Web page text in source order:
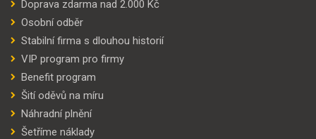
Doprava zdarma nad 2.000 Kč
Osobní odběr
Stabilní firma s dlouhou historií
VIP program pro firmy
Benefit program
Šití oděvů na míru
Náhradní plnění
Šetříme náklady